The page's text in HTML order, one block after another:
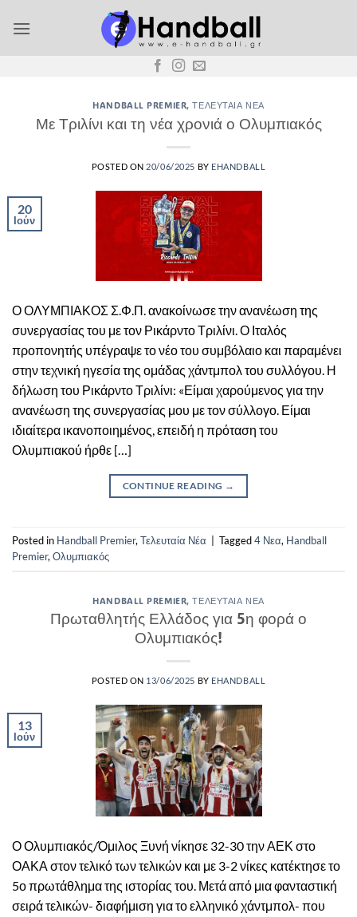
στο
HANDBALL PREMIER,ΤΕΛΕΥΤΑΊΑ ΝΈΑ
Με Τριλίνι και τη νέα χρονιά ο Ολυμπιακός
POSTED ON 20/06/2025 BY EHANDBALL
20
Ιούν
Ο ΟΛΥΜΠΙΑΚΟΣ Σ.Φ.Π. ανακοίνωσε την ανανέωση της
συνεργασίας του με τον Ρικάρντο Τριλίνι. Ο Ιταλός
προπονητής υπέγραψε το νέο του συμβόλαιο και παραμένει
στην τεχνική ηγεσία της ομάδας χάντμπολ του συλλόγου. Η
δήλωση του Ρικάρντο Τριλίνι: «Είμαι χαρούμενος για την
ανανέωση της συνεργασίας μου με τον σύλλογο. Είμαι
ιδιαίτερα ικανοποιημένος, επειδή η πρόταση του
Ολυμπιακού ήρθε […]
CONTINUE READING →
Posted in Handball Premier, Τελευταία Νέα Tagged4 Νεα, Handball
Premier, Ολυμπιακός
HANDBALL PREMIER,ΤΕΛΕΥΤΑΊΑ ΝΈΑ
Πρωταθλητής Ελλάδος για 5η φορά ο
Ολυμπιακός!
POSTED ON 13/06/2025 BY EHANDBALL
13
Ιούν
Ο Ολυμπιακός/Όμιλος Ξυνή νίκησε 32-30 την ΑΕΚ στο
ΟΑΚΑ στον τελικό των τελικών και με 3-2 νίκες κατέκτησε το
5ο πρωτάθλημα της ιστορίας του. Μετά από μια φανταστική
σειρά τελικών- διαφήμιση για το ελληνικό χάντμπολ- που